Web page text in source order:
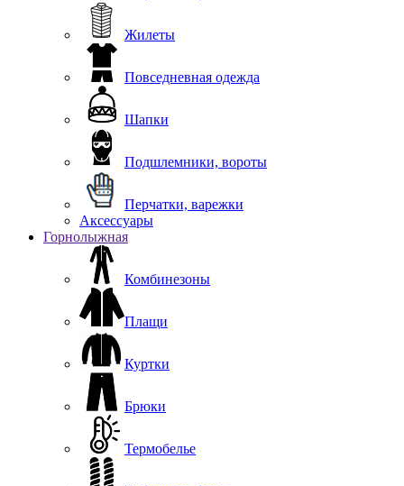
Жилеты
Повседневная одежда
Шапки
Подшлемники, вороты
Перчатки, варежки
Аксессуары
Горнолыжная
Комбинезоны
Плащи
Куртки
Брюки
Термобелье